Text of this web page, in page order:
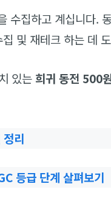
수집하고 계십니다.
및 재테크 하는 데
있는 희귀 동전 500
리
등급 단계 살펴보기